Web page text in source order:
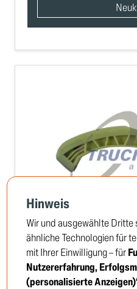
Gleitschiene,
TRUCKTEC no: 08.12.042
Hinweis
Wir und ausgewählte
ähnliche Technologien für
mit Ihrer Einwilligung – für
Nutzererfahrung,
(personalisierte